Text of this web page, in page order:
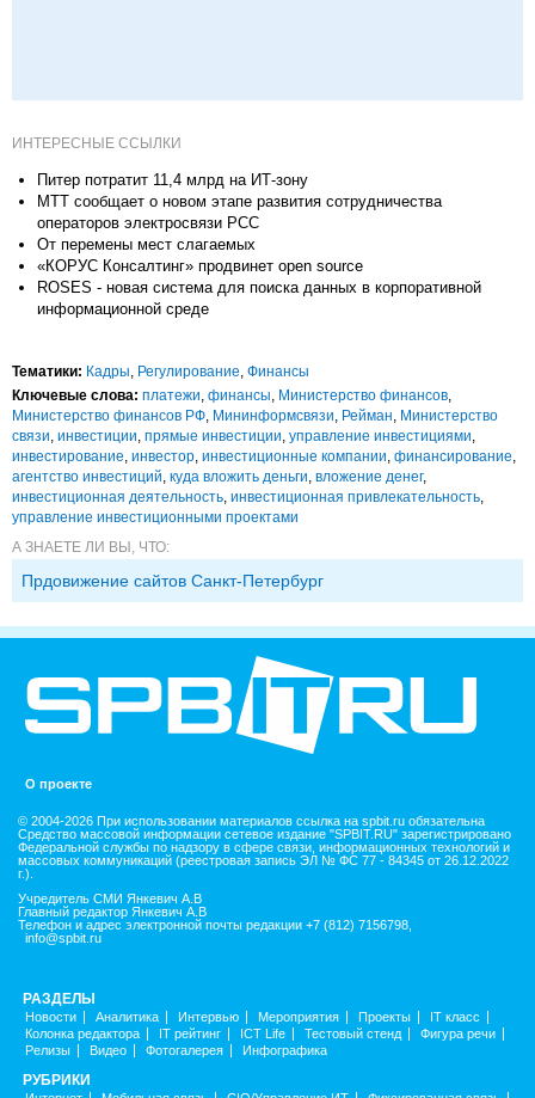
ИНТЕРЕСНЫЕ ССЫЛКИ
Питер потратит 11,4 млрд на ИТ-зону
МТТ сообщает о новом этапе развития сотрудничества
операторов электросвязи РСС
От перемены мест слагаемых
«КОРУС Консалтинг» продвинет open source
ROSES - новая система для поиска данных в корпоративной
информационной среде
Тематики: Кадры Регулирование Финансы
Ключевые слова: платежи финансы Министерство финансов
Министерство финансов РФ Мининформсвязи Рейман Министерство
связи инвестиции прямые инвестиции управление инвестициями
инвестирование инвестор инвестиционные компании финансирование
агентство инвестиций куда вложить деньги вложение денег,
инвестиционная деятельность инвестиционная привлекательность
управление инвестиционными проектами
А ЗНАЕТЕ ЛИ ВЫ, ЧТО:
Прдовижение сайтов Санкт-Петербург
О проекте
© 2004-2026 При использовании материалов ссылка на spbit.ru обязательна
Средство массовой информации сетевое издание "SPBIT.RU" зарегистрировано
Федеральной службы по надзору в сфере связи, информационных технологий и
массовых коммуникаций (реестровая запись ЭЛ № ФС 77 - 84345 от 26.12.2022
г.).
Учредитель СМИ Янкевич А.В
Главный редактор Янкевич А.В
Телефон и адрес электронной почты редакции +7 (812) 7156798,
info@spbit.ru
РАЗДЕЛЫ
Новости Аналитика Интервью Мероприятия Проекты
IT класс
Колонка редактора
IT рейтинг ICT Life Тестовый стенд
Фигура речи
Релизы
Видео Фотогалерея Инфографика
РУБРИКИ